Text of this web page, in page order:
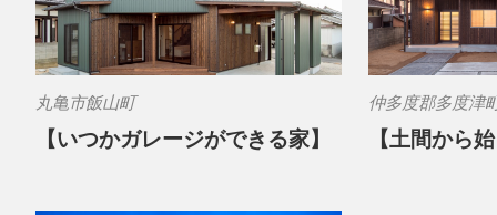
丸亀市飯山町
【いつかガレージができる家】
仲多度郡多度津
【土間から